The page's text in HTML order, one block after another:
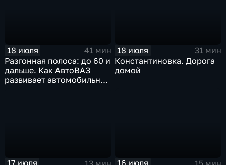
18 июля
41 мин
Разгонная полоса: до 60 и
дальше. Как АвтоВАЗ
развивает автомобильную
18 июля
31 мин
Константиновка. Дорога
домой